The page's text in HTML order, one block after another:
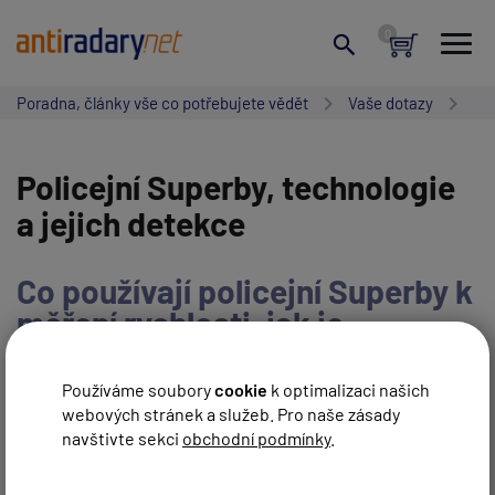
Používáme souborycookie k optimalizaci našich
webových stránek a služeb. Pro naše zásady
navštivte sekci obchodní podmínky.
Poradna, články vše co potřebujete vědět Vaše dotazy
Policejní Superby, technologie
a jejich detekce
Co používají policejní Superby k
měření rychlosti, jak je
NAPSAT NOVÝ PŘÍSPĚVEK